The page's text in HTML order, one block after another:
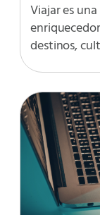
Viajar es
destinos,